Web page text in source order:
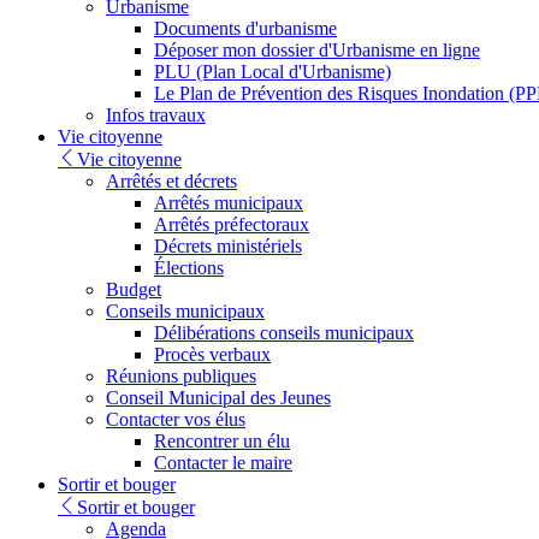
Urbanisme
Documents d'urbanisme
Déposer mon dossier d'Urbanisme en ligne
PLU (Plan Local d'Urbanisme)
Le Plan de Prévention des Risques Inondation
Infos travaux
Vie citoyenne
Vie citoyenne
Arrêtés et décrets
Arrêtés municipaux
Arrêtés préfectoraux
Décrets ministériels
Élections
Budget
Conseils municipaux
Délibérations conseils municipaux
Procès verbaux
Réunions publiques
Conseil Municipal des Jeunes
Contacter vos élus
Rencontrer un élu
Contacter le maire
Sortir et bouger
Sortir et bouger
Agenda